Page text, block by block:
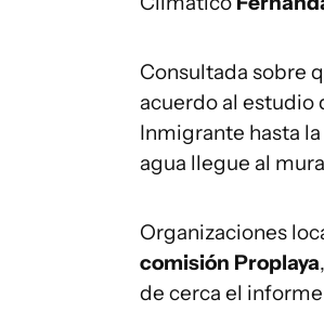
Consultada sobre
acuerdo al estudio
Inmigrante hasta
agua llegue al
Organizaciones
comisión Proplaya
de cerca el